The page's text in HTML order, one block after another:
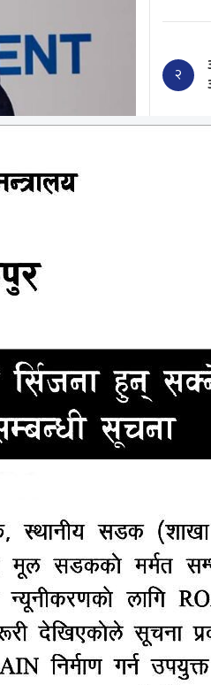
पल्सर स्पोर्टस
गरिने नेपाल
ललितपुरको
एथलिट अवार्ड,
एयर अवार्ड प्रदान
अन्तर्राष्ट्रिय तथा
आधारमा गरिने
र बजाज पल्सर
हस्ताक्षर
२
६